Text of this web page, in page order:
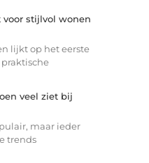
stijlvol wonen
lijkt op het eerste
veel ziet bij
maar ieder
trends